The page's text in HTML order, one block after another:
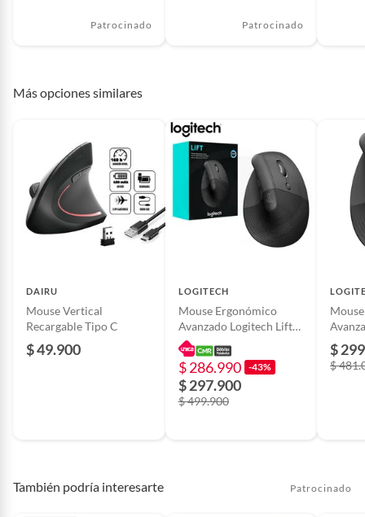
Patrocinado Patrocinado
Más opciones similares
DAIRU
Mouse Vertical
Recargable Tipo C
$ 49.900
LOGITECH
Mouse Ergonómico
Avanzado Logitech Lift
Vertical Grafito
$ 286.990 -43%
$ 297.900
$ 499.900
$
$
También podría interesarte Patrocinado